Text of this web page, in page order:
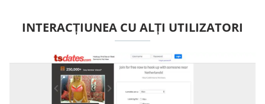
INTERACȚIUNEA CU ALȚI UTILIZATORI